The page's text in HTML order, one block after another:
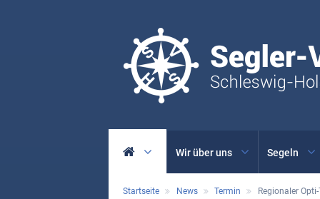
Wir über uns Segeln
Startseite News Termin Regionaler